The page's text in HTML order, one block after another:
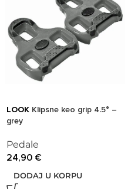
LOOK Klipsne keo grip 4.5° –
grey
Pedale
24,90 €
DODAJ U KORPU